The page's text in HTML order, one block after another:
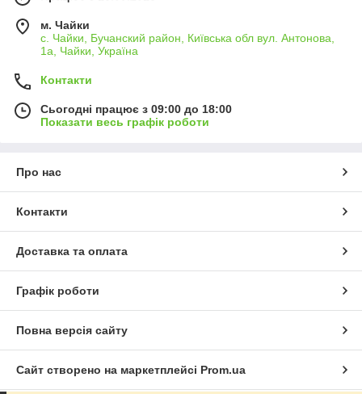
м. Чайки
с. Чайки, Бучанский район, Київська обл вул. Антонова,
1а, Чайки, Україна
Контакти
Сьогодні працює з 09:00 до 18:00
Показати весь графік роботи
Про нас
Контакти
Доставка та оплата
Графік роботи
Повна версія сайту
Сайт створено на маркетплейсі Prom.ua